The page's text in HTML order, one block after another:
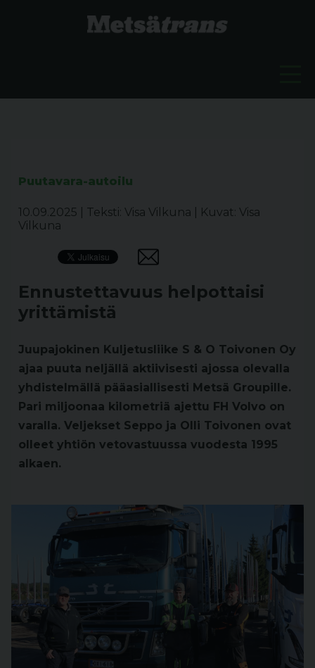
Puutavara-autoilu
10.09.2025 Teksti: Visa Vilkuna
Kuvat: Visa
Vilkuna
Ennustettavuus helpottaisi
yrittämistä
Juupajokinen Kuljetusliike S & O Toivonen Oy
ajaa puuta neljällä aktiivisesti ajossa olevalla
yhdistelmällä pääasiallisesti Metsä Groupille.
Pari miljoonaa kilometriä ajettu FH Volvo on
varalla. Veljekset Seppo ja Olli Toivonen ovat
olleet yhtiön vetovastuussa vuodesta 1995
alkaen.